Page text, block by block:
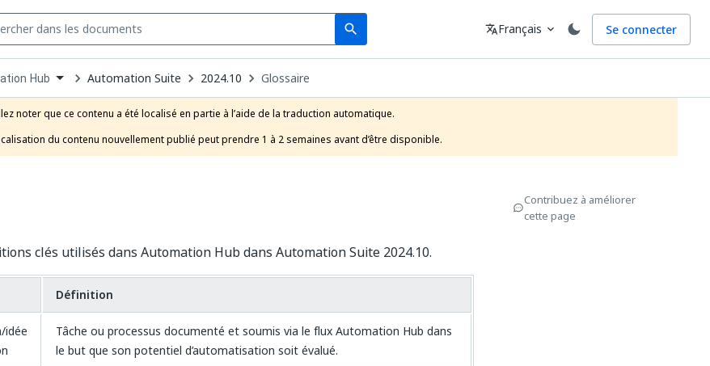
search
Search Langue
translateFrançais expand_more Se connecter
Hub Automation Suite 2024.10 Glossaire
noter que ce contenu a été localisé en partie à l’aide de la traduction automatique.
du contenu nouvellement publié peut prendre 1 à 2 semaines avant d’être disponible.
clés utilisés dans Automation Hub dans Automation Suite 2024.10.
Définition
idée
Tâche ou processus documenté et soumis via le flux Automation Hub dans
le but que son potentiel d’automatisation soit évalué.
Contribuez à améliorer
cette page